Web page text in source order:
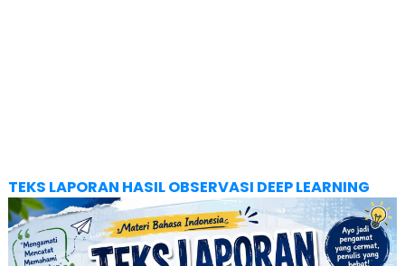
TEKS LAPORAN HASIL OBSERVASI DEEP LEARNING